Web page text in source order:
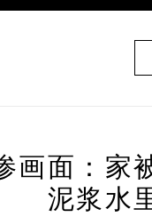
画面：家
泥浆水